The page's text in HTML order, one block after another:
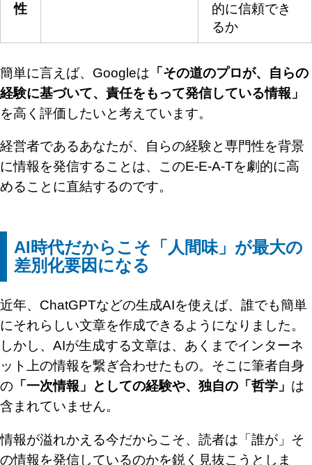
性
的に信頼でき
るか
簡単に言えば、Googleは 「その道のプロが、自らの
経験に基づいて、責任をもって発信している情報」
を高く評価したいと考えています。
経営者であるあなたが、自らの経験と専門性を背景
に情報を発信することは、このE-E-A-Tを劇的に高
めることに直結するのです。
AI時代だからこそ「人間味」が最大の
差別化要因になる
近年、ChatGPTなどの生成AIを使えば、誰でも簡単
にそれらしい文章を作成できるようになりました。
しかし、AIが生成する文章は、あくまでインターネ
ット上の情報を繋ぎ合わせたもの。そこに筆者自身
の 「一次情報」としての経験や、独自の「哲学」 は
含まれていません。
情報が溢れかえる今だからこそ、読者は「誰が」そ
の情報を発信しているのかを鋭く見抜こうとしま